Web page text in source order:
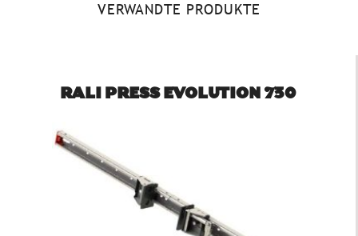
VERWANDTE PRODUKTE
RALI PRESS EVOLUTION 730